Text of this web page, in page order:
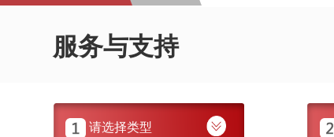
服务与支持
请选择类型